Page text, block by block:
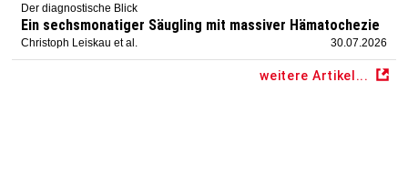
Der diagnostische Blick
Ein sechsmonatiger Säugling mit massiver Hämatochezie
Christoph Leiskau et al. 30.07.2026
weitere Artikel...